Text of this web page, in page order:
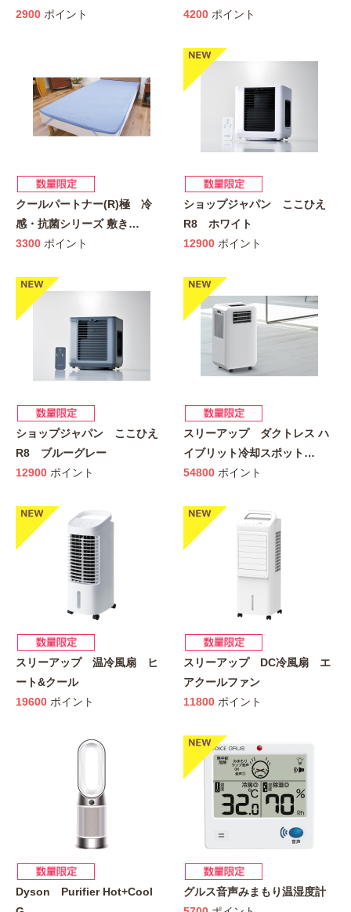
2900 ポイント
4200 ポイント
クールパートナー(R)極 冷
感・抗菌シリーズ 敷き…
3300 ポイント
ショップジャパン ここひえ
R8 ホワイト
12900 ポイント
ショップジャパン ここひえ
R8 ブルーグレー
12900 ポイント
スリーアップ ダクトレス ハ
イブリット冷却スポット…
54800 ポイント
スリーアップ 温冷風扇 ヒ
ート&クール
19600 ポイント
スリーアップ DC冷風扇 エ
アクールファン
11800 ポイント
Dyson Purifier Hot+Cool
グルス音声みまもり温湿度計